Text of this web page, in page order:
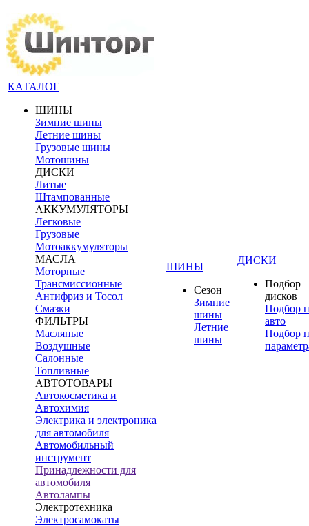
КАТАЛОГ
ШИНЫ
Зимние шины
Летние шины
Грузовые шины
Мотошины
ДИСКИ
Литые
Штампованные
АККУМУЛЯТОРЫ
Легковые
Грузовые
Мотоаккумуляторы
МАСЛА
Моторные
Трансмиссионные
Антифриз и Тосол
Смазки
ФИЛЬТРЫ
Масляные
Воздушные
Салонные
Топливные
АВТОТОВАРЫ
Автокосметика и
Автохимия
Электрика и электроника
для автомобиля
Автомобильный
инструмент
Принадлежности для
автомобиля
Автолампы
Электротехника
Электросамокаты
ШИНЫ
Сезон
Зимние
шины
Летние
шины
ДИСКИ
Подбор
дисков
Подбор
авто
Подбор